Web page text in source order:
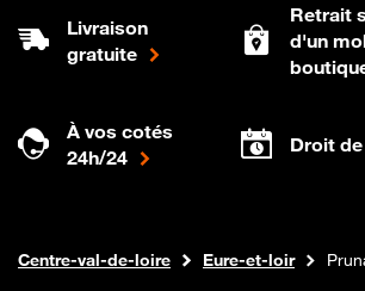
Livraison
gratuite
Retrait
d'un
À vos cotés
24h/24
Droit
Boutique Orange
Internet fibre
Centre-val-de-loire Eure-et-loir